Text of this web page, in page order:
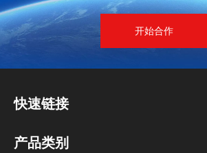
包装机 开始合作
快速链接
产品类别